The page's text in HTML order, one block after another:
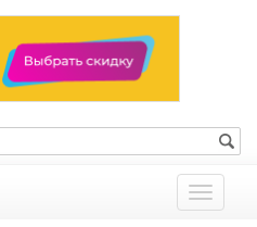
Показать
меню